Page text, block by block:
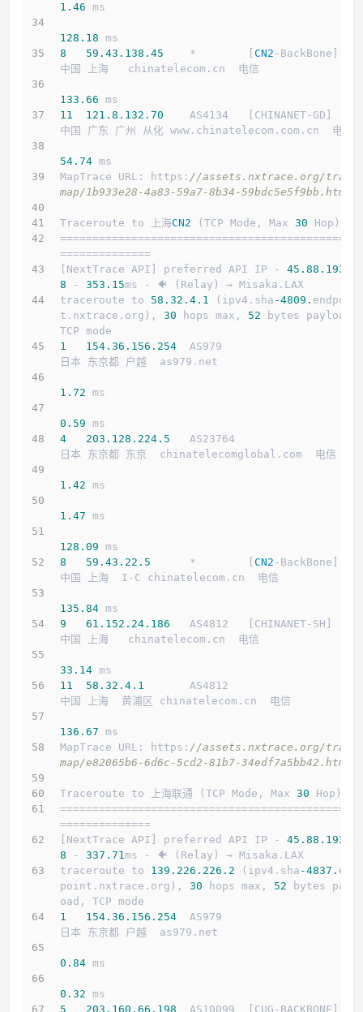
1.46 ms
128.18 ms
8
59.43 .138 .45
    *        [
CN2 -BackBone]
中国 上海   chinatelecom.cn  电信
133.66 ms
11
121.8 .132 .70
    AS4134   [CHINANET-GD]
中国 广东 广州 从化 www.chinatelecom.com.cn  电信
54.74 ms
MapTrace URL: https: //assets.nxtrace.org/trace
map/1b933e28-4a83-59a7-8b34-59bdc5e5f9bb.html
Traceroute to 上海CN2 (TCP Mode, Max 30 Hop)
==============================================
==============
[NextTrace API] preferred API IP - 45.88 .193
8 - 353.15ms - 🐠 (Relay) → Misaka.LAX
traceroute to 58.32 .4 .1 (ipv4.sha -4809. endpoin
t.nxtrace.org), 30 hops max, 52 bytes payload,
TCP mode
1
154.36 .156 .254
  AS979
日本 东京都 户越  as979.net
1.72 ms
0.59 ms
4
203.128 .224 .5
   AS23764
日本 东京都 东京  chinatelecomglobal.com  电信
1.42 ms
1.47 ms
128.09 ms
8
59.43 .22 .5
      *        [
CN2 -BackBone]
中国 上海  I-C chinatelecom.cn  电信
135.84 ms
9
61.152 .24 .186
   AS4812   [CHINANET-SH]
中国 上海   chinatelecom.cn  电信
33.14 ms
11
58.32 .4 .1
       AS4812
中国 上海  黄浦区 chinatelecom.cn  电信
136.67 ms
MapTrace URL: https: //assets.nxtrace.org/trace
map/e82065b6-6d6c-5cd2-81b7-34edf7a5bb42.html
Traceroute to 上海联通 (TCP Mode, Max 30 Hop)
==============================================
==============
[NextTrace API] preferred API IP - 45.88 .193
8 - 337.71ms - 🐠 (Relay) → Misaka.LAX
traceroute to 139.226 .226 .2 (ipv4.sha -4837. end
point.nxtrace.org), 30 hops max, 52 bytes payl
oad, TCP mode
1
154.36 .156 .254
  AS979
日本 东京都 户越  as979.net
0.84 ms
0.32 ms
5
203.160 .66 .198
  AS10099  [CUG-BACKBONE]